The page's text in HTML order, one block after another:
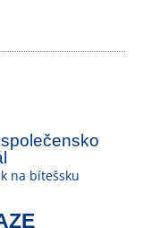
na bítešsku